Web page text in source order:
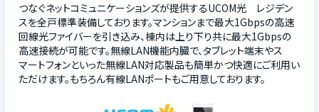
つなぐネットコミュニケーションズが提供するUCOM光 レジデン
スを全戸標準装備しております。マンションまで最大1Gbpsの高速
回線光ファイバーを引き込み、棟内は上り下り共に最大1Gbpsの
高速接続が可能です。無線LAN機能内臓で、タブレット端末やス
マートフォンといった無線LAN対応製品も簡単かつ快適にご利用い
ただけます。もちろん有線LANポートもご用意しております。